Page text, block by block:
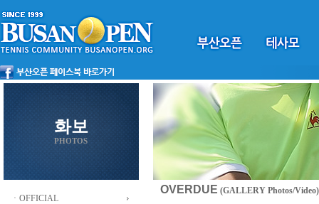
화보
PHOTOS
ㆍOFFICIAL
OVERDUE (GALLERY Photos/Video)